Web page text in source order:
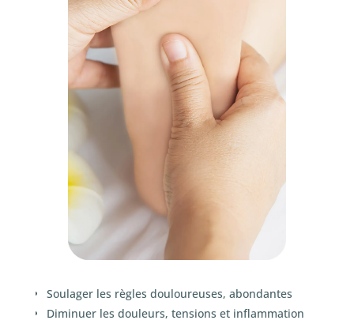
Soulager les règles douloureuses, abondantes
Diminuer les douleurs, tensions et inflammation